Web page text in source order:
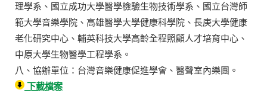
理學系、國立成功大學醫學檢驗生物技術學系、國立台灣師
範大學音樂學院、高雄醫學大學健康科學院、長庚大學健康
老化研究中心、輔英科技大學高齡全程照顧人才培育中心、
中原大學生物醫學工程學系。
八、協辦單位：台灣音樂健康促進學會、醫聲室內樂團。
下載檔案